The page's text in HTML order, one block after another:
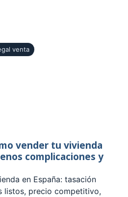
venta
vender tu vivienda
complicaciones y
en España: tasación
listos, precio competitivo,